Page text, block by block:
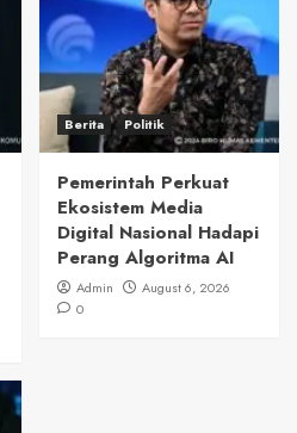
Berita Politik
Pemerintah Perkuat
Ekosistem Media
Digital Nasional Hadapi
Perang Algoritma AI
Admin
August 6, 2026
0